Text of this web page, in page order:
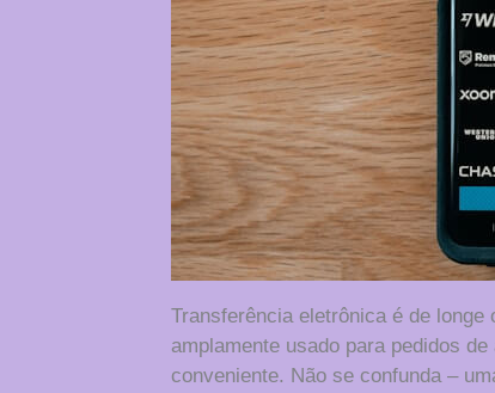
Transferência eletrônica é de longe
amplamente usado para pedidos
conveniente. Não se confunda –